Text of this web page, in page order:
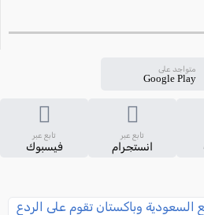
متواجد على
Google Play
تابع عبر
انستجرام
تابع عبر
فيسبوك